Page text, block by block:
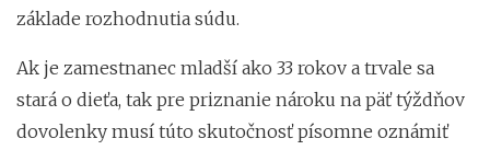
základe rozhodnutia súdu.
Ak je zamestnanec mladší ako 33 rokov a trvale sa
stará o dieťa, tak pre priznanie nároku na päť týždňov
dovolenky musí túto skutočnosť písomne oznámiť